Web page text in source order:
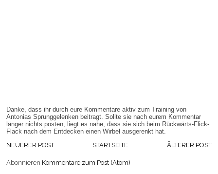
Danke, dass ihr durch eure Kommentare aktiv zum Training von
Antonias Sprunggelenken beitragt. Sollte sie nach eurem Kommentar
länger nichts posten, liegt es nahe, dass sie sich beim Rückwärts-Flick-
Flack nach dem Entdecken einen Wirbel ausgerenkt hat.
NEUERER POST
ÄLTERER POST
STARTSEITE
Abonnieren Kommentare zum Post (Atom)